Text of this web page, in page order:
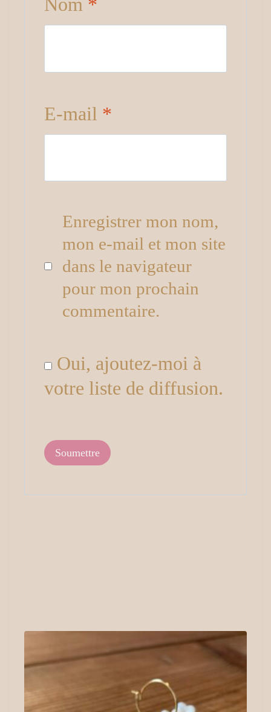
Nom *
E-mail *
Enregistrer mon nom,
mon e-mail et mon site
dans le navigateur
pour mon prochain
commentaire.
Oui, ajoutez-moi à
votre liste de diffusion.